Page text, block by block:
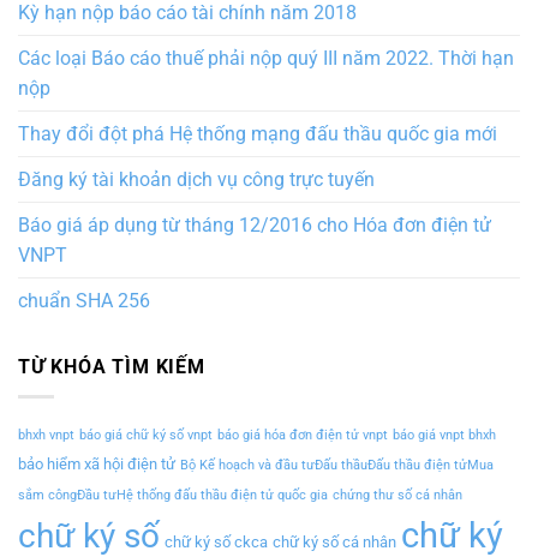
Kỳ hạn nộp báo cáo tài chính năm 2018
Các loại Báo cáo thuế phải nộp quý III năm 2022. Thời hạn
nộp
Thay đổi đột phá Hệ thống mạng đấu thầu quốc gia mới
Đăng ký tài khoản dịch vụ công trực tuyến
Báo giá áp dụng từ tháng 12/2016 cho Hóa đơn điện tử
VNPT
chuẩn SHA 256
TỪ KHÓA TÌM KIẾM
bhxh vnpt báo giá chữ ký số vnpt báo giá hóa đơn điện tử vnpt báo giá vnpt bhxh
bảo hiểm xã hội điện tử Bộ Kế hoạch và đầu tưĐấu thầuĐấu thầu điện tửMua
sắm côngĐầu tưHệ thống đấu thầu điện tử quốc gia chứng thư số cá nhân
chữ ký số chữ ký số ckca chữ ký số cá nhân chữ ký